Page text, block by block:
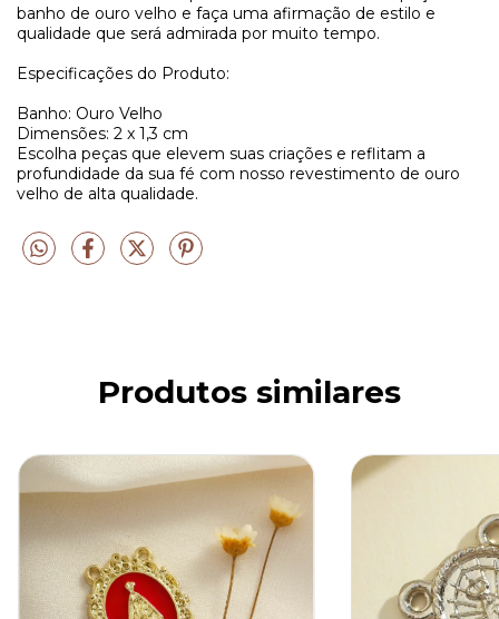
banho de ouro velho e faça uma afirmação de estilo e
qualidade que será admirada por muito tempo.
Especificações do Produto:
Banho: Ouro Velho
Dimensões: 2 x 1,3 cm
Escolha peças que elevem suas criações e reflitam a
profundidade da sua fé com nosso revestimento de ouro
velho de alta qualidade.
Produtos similares